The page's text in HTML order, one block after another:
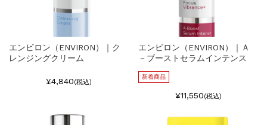
エンビロン（ENVIRON）｜ク
レンジングクリーム
¥4,840(税込)
エンビロン（ENVIRON）｜Ａ
－ブーストセラムインテンス
新着商品
¥11,550(税込)